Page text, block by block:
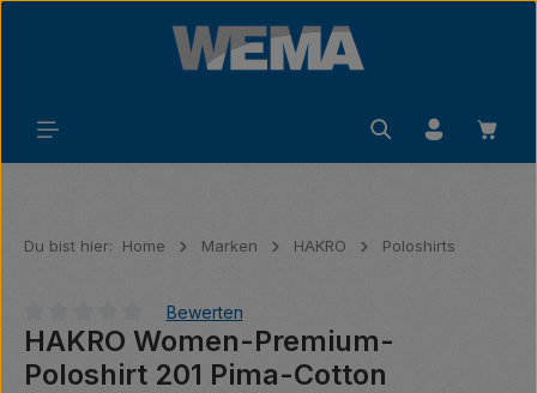
Zum Hauptinhalt springen
Du bist hier: Home Marken HAKRO Poloshirts
Durchschnittliche Bewertung von 0 von 5 Sternen
Bewerten
HAKRO Women-Premium-
Poloshirt 201 Pima-Cotton